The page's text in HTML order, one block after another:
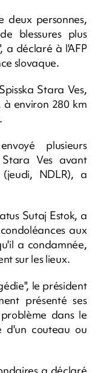
deux personnes,
blessures plus
a déclaré à l'AFP
slovaque.
Stara Ves,
environ 280 km
plusieurs
Ves avant
NDLR), a
Sutaj Estok, a
aux
a condamnée,
sur les lieux.
le président
présenté ses
dans le
d'un couteau ou